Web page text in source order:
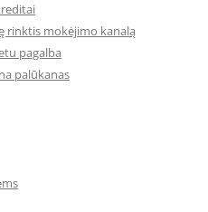
rinktis mokėjimo kanalą
pagalba
palūkanas